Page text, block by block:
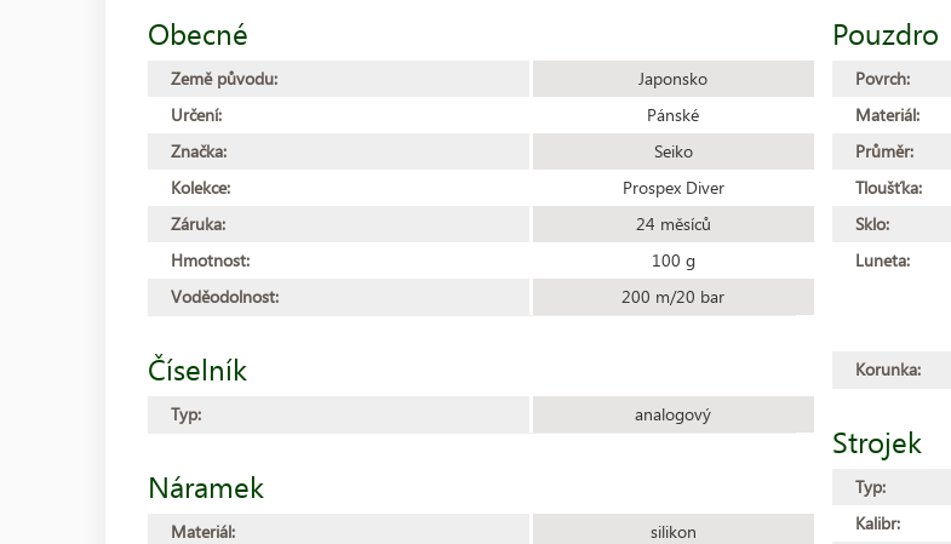
Obecné
Země původu:
Japonsko
Určení:
Pánské
Značka:
Seiko
Kolekce:
Prospex Diver
Záruka:
24 měsíců
Hmotnost:
100 g
Voděodolnost:
200 m/20 bar
Číselník
Typ: analogový
Náramek
Materiál:
silikon
Pouzdro
Povrch:
Materiál:
Průměr:
Tloušťka:
Sklo:
Luneta:
Korunka:
Strojek
Typ:
Kalibr: